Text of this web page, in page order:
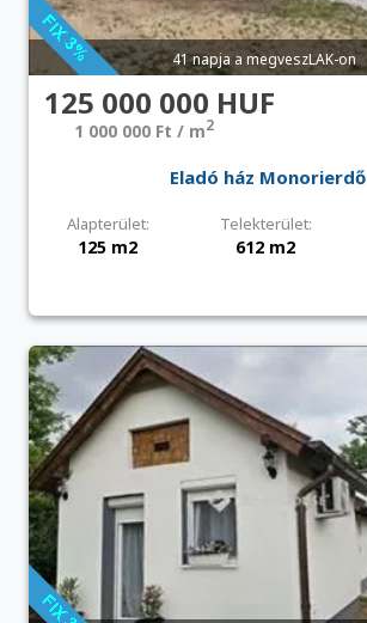
41 napja a megveszLAK-on
125 000 000 HUF
1 000 000 Ft / m2
Eladó ház Monorierdő
Alapterület: Telekterület:
125 m2 612 m2